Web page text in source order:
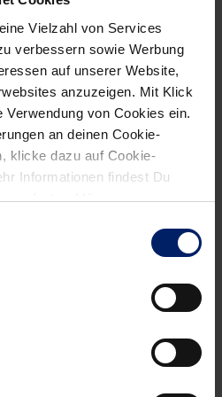
Vielzahl von Services
verbessern sowie Werbung
auf unserer Website,
anzuzeigen. Mit Klick
Verwendung von Cookies ein.
an deinen Cookie-
klicke dazu auf Cookie-
Informationen findest Du
.
7/6
– RNL 3×2 Min.
du den Rhein-Neckar Löwen
Familienspieltag